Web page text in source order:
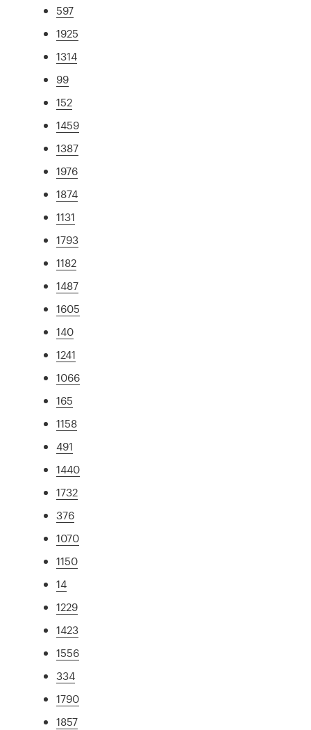
597
1925
1314
99
152
1459
1387
1976
1874
1131
1793
1182
1487
1605
140
1241
1066
165
1158
491
1440
1732
376
1070
1150
14
1229
1423
1556
334
1790
1857